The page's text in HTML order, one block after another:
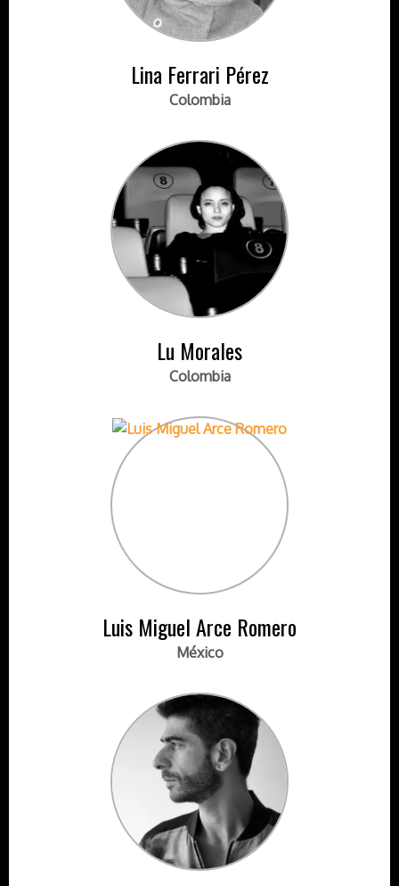
Lina Ferrari Pérez
Colombia
Lu Morales
Colombia
Luis Miguel Arce Romero
México